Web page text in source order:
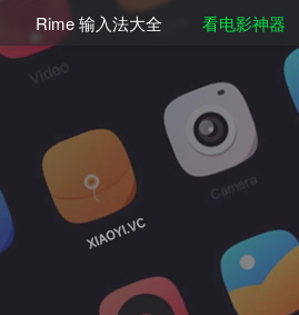
Rime 输入法大全 看电影神器